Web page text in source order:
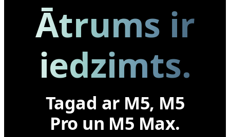
Ātrums ir
iedzimts.
Tagad ar M5, M5
Pro un M5 Max.